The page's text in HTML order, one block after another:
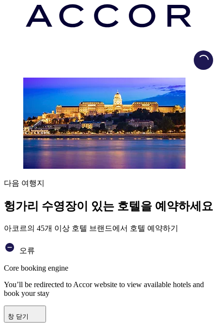
다음 여행지
헝가리 수영장이 있는 호텔을 예약하세요
아코르의 45개 이상 호텔 브랜드에서 호텔 예약하기
오류
Core booking engine
You’ll be redirected to Accor website to view available hotels and
book your stay
창 닫기